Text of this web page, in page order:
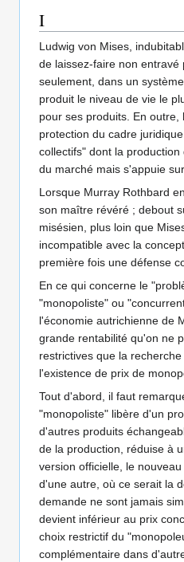
I
Ludwig von Mises,
de laissez-faire non
seulement, dans un
produit le niveau de vie le
pour ses produits. En
protection du cadre
collectifs" dont la
du marché mais s'appuie
Lorsque Murray Rothbard
son maître révéré ; debout
misésien, plus loin que
incompatible avec la
première fois une défense
En ce qui concerne le
"monopoliste" ou
l'économie autrichienne de
grande rentabilité qu'on ne
restrictives que la
l'existence de prix de
Tout d'abord, il faut
"monopoliste" libère d'un
d'autres produits
de la production, réduise à
version officielle, le
d'une autre, où ce serait la
demande ne sont jamais
devient inférieur au prix
choix restrictif du
complémentaire dans